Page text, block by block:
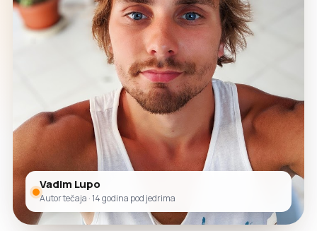
Vadim Lupo
Autor tečaja · 14 godina pod jedrima